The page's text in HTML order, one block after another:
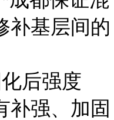
补基层间的
后强度
补强、加固